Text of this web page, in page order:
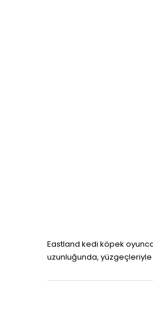
Eastland kedi köpek
uzunluğunda,